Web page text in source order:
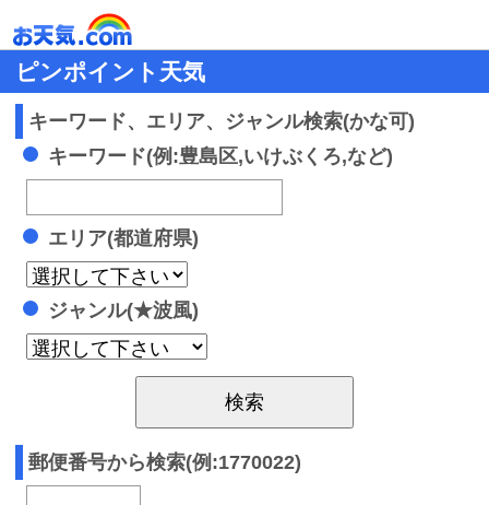
ピンポイント天気
キーワード、エリア、ジャンル検索(かな可)
キーワード(例:豊島区,いけぶくろ,など)
エリア(都道府県)
ジャンル(★波風)
郵便番号から検索(例:1770022)